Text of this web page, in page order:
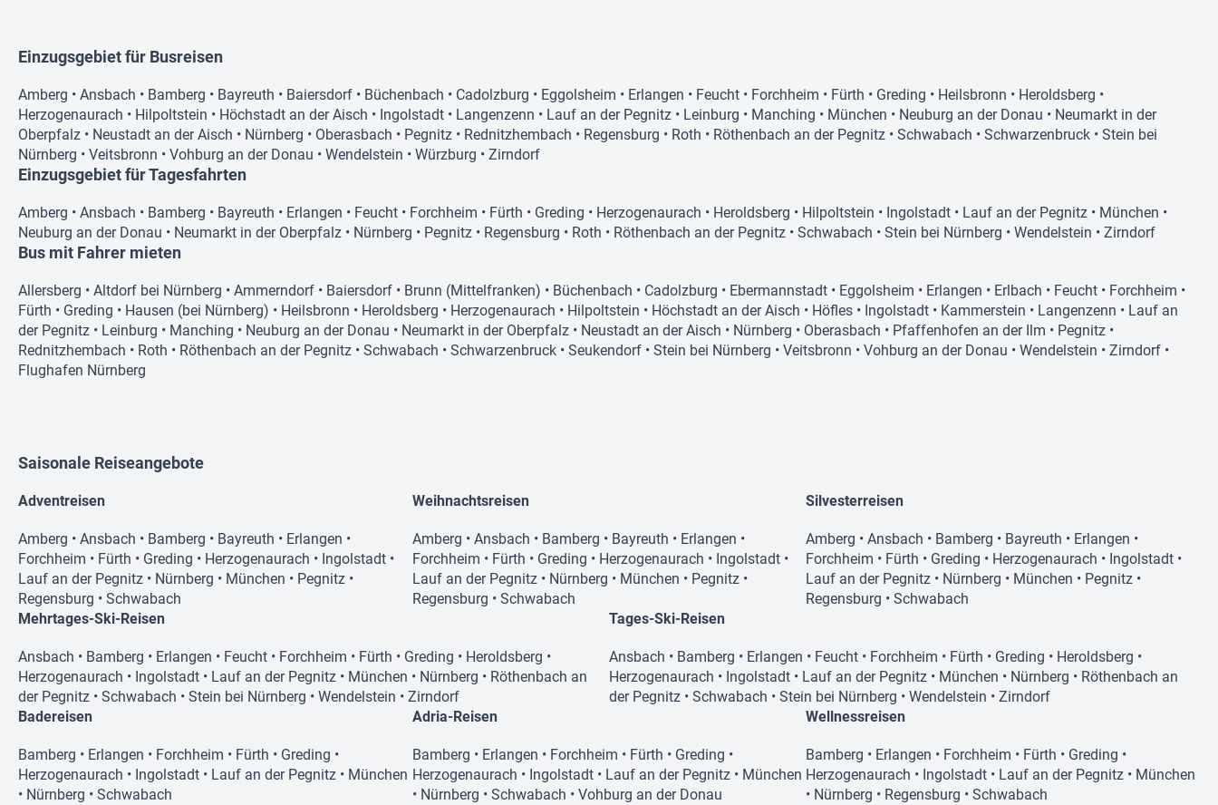
Einzugsgebiet für Busreisen
Amberg • Ansbach • Bamberg • Bayreuth • Baiersdorf • Büchenbach • Cadolzburg • Eggolsheim • Erlangen • Feucht • Forchheim • Fürth • Greding • Heilsbronn • Heroldsberg •
Herzogenaurach • Hilpoltstein • Höchstadt an der Aisch • Ingolstadt • Langenzenn • Lauf an der Pegnitz • Leinburg • Manching • München • Neuburg an der Donau • Neumarkt in der
Oberpfalz • Neustadt an der Aisch • Nürnberg • Oberasbach • Pegnitz • Rednitzhembach • Regensburg • Roth • Röthenbach an der Pegnitz • Schwabach • Schwarzenbruck • Stein bei
Nürnberg • Veitsbronn • Vohburg an der Donau • Wendelstein • Würzburg • Zirndorf
Einzugsgebiet für Tagesfahrten
Amberg • Ansbach • Bamberg • Bayreuth • Erlangen • Feucht • Forchheim • Fürth • Greding • Herzogenaurach • Heroldsberg • Hilpoltstein • Ingolstadt • Lauf an der Pegnitz • München •
Neuburg an der Donau • Neumarkt in der Oberpfalz • Nürnberg • Pegnitz • Regensburg • Roth • Röthenbach an der Pegnitz • Schwabach • Stein bei Nürnberg • Wendelstein • Zirndorf
Bus mit Fahrer mieten
Allersberg • Altdorf bei Nürnberg • Ammerndorf • Baiersdorf • Brunn (Mittelfranken) • Büchenbach • Cadolzburg • Ebermannstadt • Eggolsheim • Erlangen • Erlbach • Feucht • Forchheim •
Fürth • Greding • Hausen (bei Nürnberg) • Heilsbronn • Heroldsberg • Herzogenaurach • Hilpoltstein • Höchstadt an der Aisch • Höfles • Ingolstadt • Kammerstein • Langenzenn • Lauf an
der Pegnitz • Leinburg • Manching • Neuburg an der Donau • Neumarkt in der Oberpfalz • Neustadt an der Aisch • Nürnberg • Oberasbach • Pfaffenhofen an der Ilm • Pegnitz •
Rednitzhembach • Roth • Röthenbach an der Pegnitz • Schwabach • Schwarzenbruck • Seukendorf • Stein bei Nürnberg • Veitsbronn • Vohburg an der Donau • Wendelstein • Zirndorf •
Flughafen Nürnberg
Saisonale Reiseangebote
Adventreisen
Amberg • Ansbach • Bamberg • Bayreuth • Erlangen •
Forchheim • Fürth • Greding • Herzogenaurach • Ingolstadt •
Lauf an der Pegnitz • Nürnberg • München • Pegnitz •
Regensburg • Schwabach
Weihnachtsreisen
Amberg • Ansbach • Bamberg • Bayreuth • Erlangen •
Forchheim • Fürth • Greding • Herzogenaurach • Ingolstadt•
Lauf an der Pegnitz• Nürnberg • München • Pegnitz•
Regensburg • Schwabach
Silvesterreisen
Amberg •Ansbach • Bamberg • Bayreuth • Erlangen •
Forchheim • Fürth • Greding • Herzogenaurach • Ingolstadt •
Lauf an der Pegnitz • Nürnberg • München • Pegnitz •
Regensburg •Schwabach
Mehrtages-Ski-Reisen
Ansbach • Bamberg • Erlangen • Feucht • Forchheim • Fürth • Greding • Heroldsberg •
Herzogenaurach • Ingolstadt • Lauf an der Pegnitz • München • Nürnberg • Röthenbach an
der Pegnitz • Schwabach • Stein bei Nürnberg • Wendelstein • Zirndorf
Tages-Ski-Reisen
Ansbach • Bamberg • Erlangen • Feucht • Forchheim • Fürth • Greding • Heroldsberg •
Herzogenaurach • Ingolstadt • Lauf an der Pegnitz • München • Nürnberg • Röthenbach an
der Pegnitz • Schwabach • Stein bei Nürnberg • Wendelstein • Zirndorf
Badereisen
Bamberg • Erlangen • Forchheim • Fürth • Greding •
Herzogenaurach • Ingolstadt • Lauf an der Pegnitz • München
• Nürnberg • Schwabach
Adria-Reisen
Bamberg • Erlangen • Forchheim • Fürth • Greding •
Herzogenaurach • Ingolstadt• Lauf an der Pegnitz• München
• Nürnberg • Schwabach • Vohburg an der Donau
Wellnessreisen
Bamberg • Erlangen • Forchheim • Fürth • Greding •
Herzogenaurach • Ingolstadt • Lauf an der Pegnitz • München
• Nürnberg • Regensburg •Schwabach